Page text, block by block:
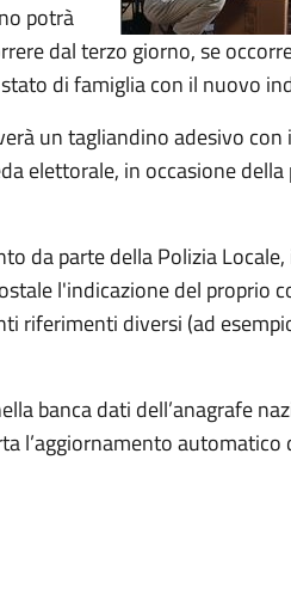
potrà
dal terzo giorno, se
di famiglia con il nuovo
un tagliandino adesivo
elettorale, in occasione
da parte della Polizia
l'indicazione del proprio
riferimenti diversi (ad
banca dati dell’anagrafe
l’aggiornamento automatico